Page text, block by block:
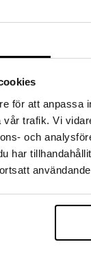
för att anpassa
trafik. Vi
och
har
löydöt kotiin!
suuren
31.8.2026 asti
voivat päästä
-sarjan kulho.
koboltinsininen
jokainen tuote on